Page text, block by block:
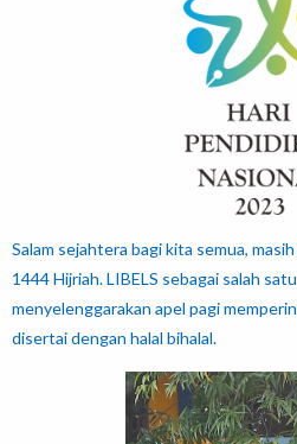
Salam sejahtera bagi kita semua,
1444 Hijriah. LIBELS sebagai salah
menyelenggarakan apel pagi
disertai dengan halal bihalal.